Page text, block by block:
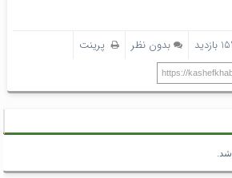
بدون نظر پرینت
https://